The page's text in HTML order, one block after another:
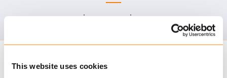
This website uses cookies
jaar ervaring
De voordelen op een rij